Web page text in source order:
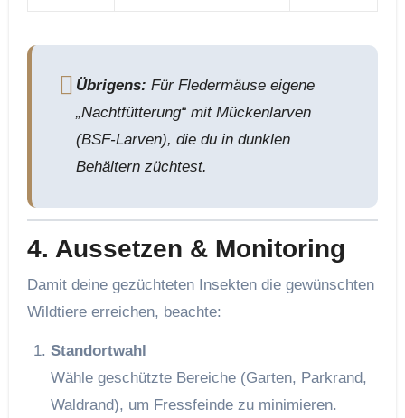
Übrigens: Für Fledermäuse eigene
„Nachtfütterung“ mit Mückenlarven
(BSF-Larven), die du in dunklen
Behältern züchtest.
4. Aussetzen & Monitoring
Damit deine gezüchteten Insekten die gewünschten
Wildtiere erreichen, beachte:
Standortwahl
Wähle geschützte Bereiche (Garten, Parkrand,
Waldrand), um Fressfeinde zu minimieren.